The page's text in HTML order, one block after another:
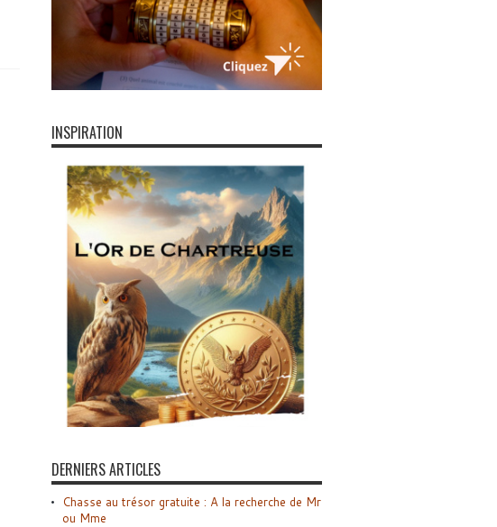
INSPIRATION
DERNIERS ARTICLES
Chasse au trésor gratuite : A la recherche de Mr
ou Mme